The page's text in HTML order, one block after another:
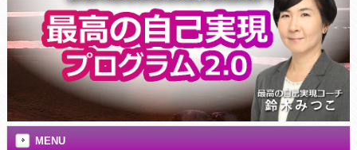
MENU